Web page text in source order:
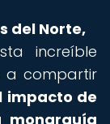
del Norte,
increíble
a compartir
impacto de
monarquía